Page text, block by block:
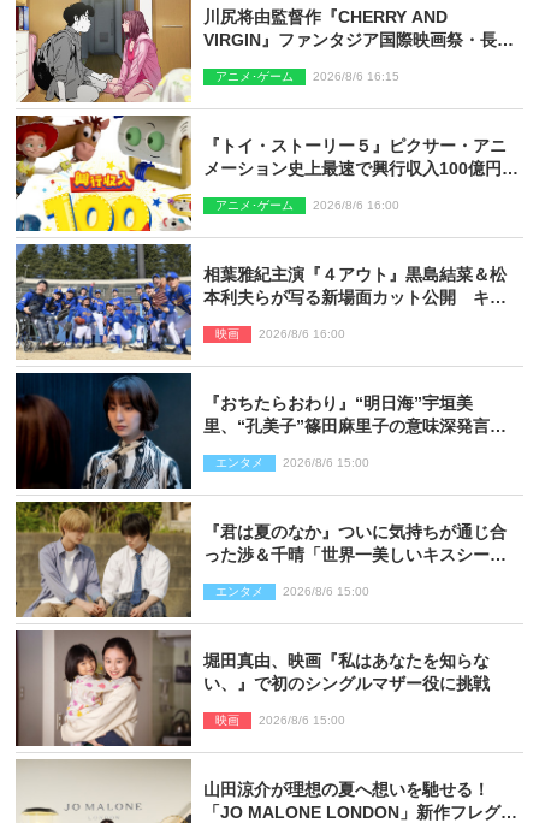
川尻将由監督作『CHERRY AND
VIRGIN』ファンタジア国際映画祭・長編
アニメ･ゲーム 2026/8/6 16:15
『トイ・ストーリー５』ピクサー・アニ
メーション史上最速で興行収入100億円突
アニメ･ゲーム 2026/8/6 16:00
相葉雅紀主演『４アウト』黒島結菜＆松
本利夫らが写る新場面カット公開 キャ
映画 2026/8/6 16:00
『おちたらおわり』“明日海”宇垣美
里、“孔美子”篠田麻里子の意味深発言に
開」
エンタメ 2026/8/6 15:00
『君は夏のなか』ついに気持ちが通じ合
った渉＆千晴「世界一美しいキスシー
エンタメ 2026/8/6 15:00
堀田真由、映画『私はあなたを知らな
い、』で初のシングルマザー役に挑戦
映画 2026/8/6 15:00
山田涼介が理想の夏へ想いを馳せる！
「JO MALONE LONDON」新作フレグラ